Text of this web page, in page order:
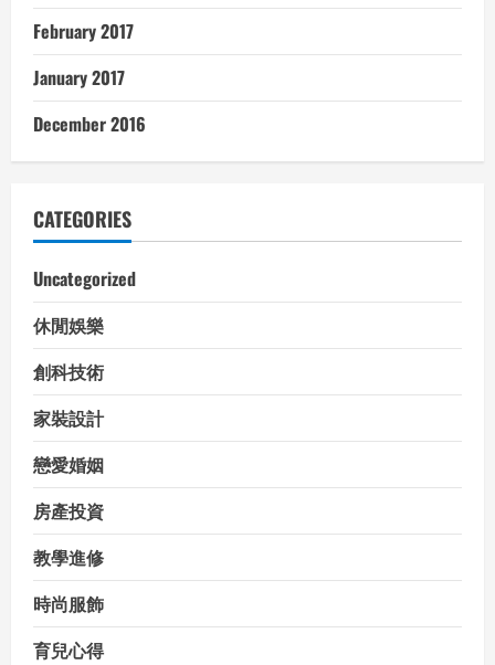
February 2017
January 2017
December 2016
CATEGORIES
Uncategorized
休閒娛樂
創科技術
家裝設計
戀愛婚姻
房產投資
教學進修
時尚服飾
育兒心得